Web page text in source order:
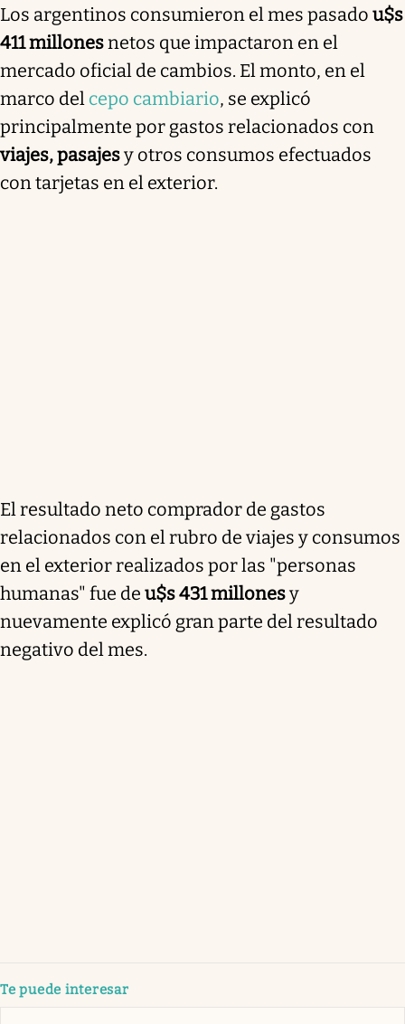
Los argentinos consumieron el mes pasado u$s
411 millonesnetos que impactaron en el
mercado oficial de cambios. El monto, en el
marco del cepo cambiario, se explicó
principalmente por gastos relacionados con
viajes, pasajesy otros consumos efectuados
con tarjetas en el exterior.
El resultado neto comprador de gastos
relacionados con el rubro de viajes y consumos
en el exterior realizados por las "personas
humanas" fue de u$s 431 millonesy
nuevamente explicó gran parte del resultado
negativo del mes.
Te puede interesar